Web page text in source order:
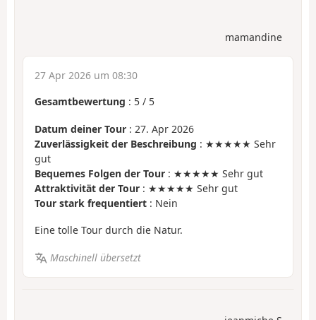
mamandine
27 Apr 2026 um 08:30
Gesamtbewertung : 5 / 5
Datum deiner Tour : 27. Apr 2026
Zuverlässigkeit der Beschreibung : ★★★★★ Sehr
gut
Bequemes Folgen der Tour : ★★★★★ Sehr gut
Attraktivität der Tour : ★★★★★ Sehr gut
Tour stark frequentiert : Nein
Eine tolle Tour durch die Natur.
Maschinell übersetzt